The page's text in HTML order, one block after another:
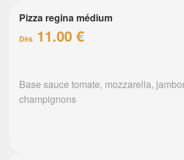
Pizza regina médium
Dès 11.00 €
Base sauce tomate, mozzarella,
champignons